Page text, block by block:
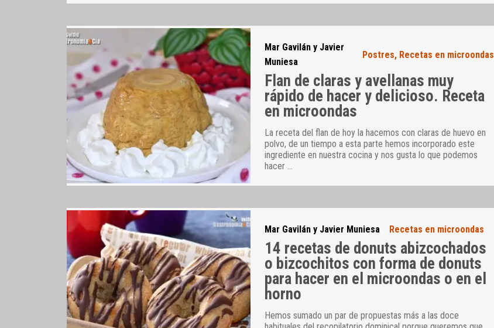
Mar Gavilán y Javier
Muniesa
Postres, Recetas en microondas
Flan de claras y avellanas muy
rápido de hacer y delicioso. Receta
en microondas
La receta del flan de hoy la hacemos con claras de huevo en
polvo, de un tiempo a esta parte hemos incorporado este
ingrediente en nuestra cocina y nos gusta lo que podemos
hacer …
Mar Gavilán y Javier Muniesa Recetas en microondas
14 recetas de donuts abizcochados
o bizcochitos con forma de donuts
para hacer en el microondas o en el
horno
Hemos sumado un par de propuestas más a las doce